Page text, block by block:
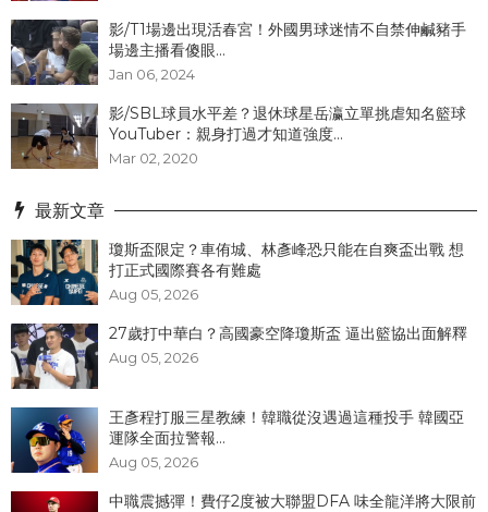
影/T1場邊出現活春宮！外國男球迷情不自禁伸鹹豬手
場邊主播看傻眼...
Jan 06, 2024
影/SBL球員水平差？退休球星岳瀛立單挑虐知名籃球
YouTuber：親身打過才知道強度...
Mar 02, 2020
最新文章
瓊斯盃限定？車侑城、林彥峰恐只能在自爽盃出戰 想
打正式國際賽各有難處
Aug 05, 2026
27歲打中華白？高國豪空降瓊斯盃 逼出籃協出面解釋
Aug 05, 2026
王彥程打服三星教練！韓職從沒遇過這種投手 韓國亞
運隊全面拉警報...
Aug 05, 2026
中職震撼彈！費仔2度被大聯盟DFA 味全龍洋將大限前